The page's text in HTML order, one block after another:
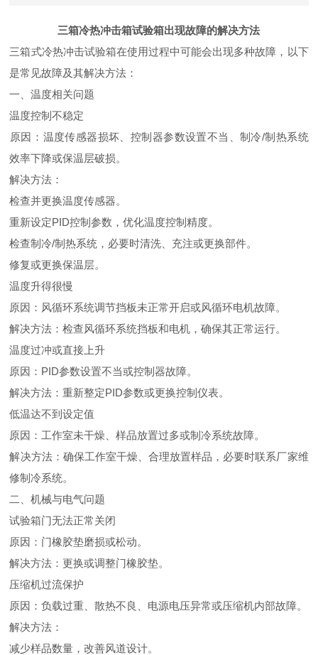
三箱冷热冲击箱试验箱出现故障的解决方法
三箱式冷热冲击试验箱在使用过程中可能会出现多种故障，以下
是常见故障及其解决方法：
一、温度相关问题
‌温度控制不稳定‌
‌原因‌：温度传感器损坏、控制器参数设置不当、制冷/制热系统
效率下降或保温层破损‌。
‌解决方法‌：
检查并更换温度传感器‌。
重新设定PID控制参数，优化温度控制精度‌。
检查制冷/制热系统，必要时清洗、充注或更换部件‌。
修复或更换保温层‌。
‌温度升得很慢‌
‌原因‌：风循环系统调节挡板未正常开启或风循环电机故障‌。
‌解决方法‌：检查风循环系统挡板和电机，确保其正常运行‌。
‌温度过冲或直接上升‌
‌原因‌：PID参数设置不当或控制器故障‌。
‌解决方法‌：重新整定PID参数或更换控制仪表‌。
‌低温达不到设定值‌
‌原因‌：工作室未干燥、样品放置过多或制冷系统故障‌。
‌解决方法‌：确保工作室干燥、合理放置样品，必要时联系厂家维
修制冷系统‌。
二、机械与电气问题
‌试验箱门无法正常关闭‌
‌原因‌：门橡胶垫磨损或松动‌。
‌解决方法‌：更换或调整门橡胶垫‌。
‌压缩机过流保护‌
‌原因‌：负载过重、散热不良、电源电压异常或压缩机内部故障‌。
‌解决方法‌：
减少样品数量，改善风道设计‌。